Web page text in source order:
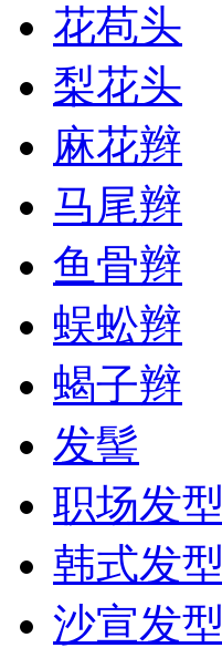
花苞头
梨花头
麻花辫
马尾辫
鱼骨辫
蜈蚣辫
蝎子辫
发髻
职场发型
韩式发型
沙宣发型